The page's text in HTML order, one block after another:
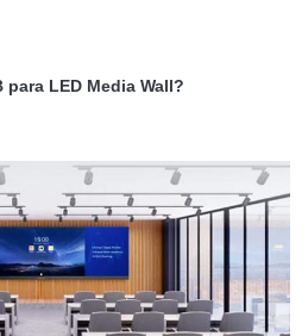
LED Media Wall?